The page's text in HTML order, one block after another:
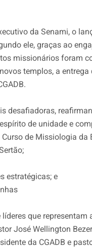
da Senami, o
ele, graças ao
missionários foram
templos, a
desafiadoras,
de unidade e
de Missiologia da
estratégicas; e
que representam
José Wellington
da CGADB e